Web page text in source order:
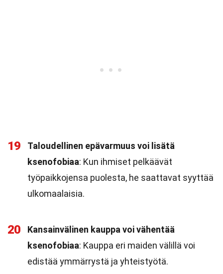
19
Taloudellinen epävarmuus voi lisätä
ksenofobiaa: Kun ihmiset pelkäävät
työpaikkojensa puolesta, he saattavat syyttää
ulkomaalaisia.
20
Kansainvälinen kauppa voi vähentää
ksenofobiaa: Kauppa eri maiden välillä voi
edistää ymmärrystä ja yhteistyötä.